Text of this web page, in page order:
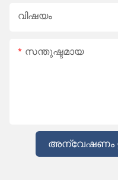
വിഷയം
സന്തുഷ്ടമായ
അന്വേഷണം